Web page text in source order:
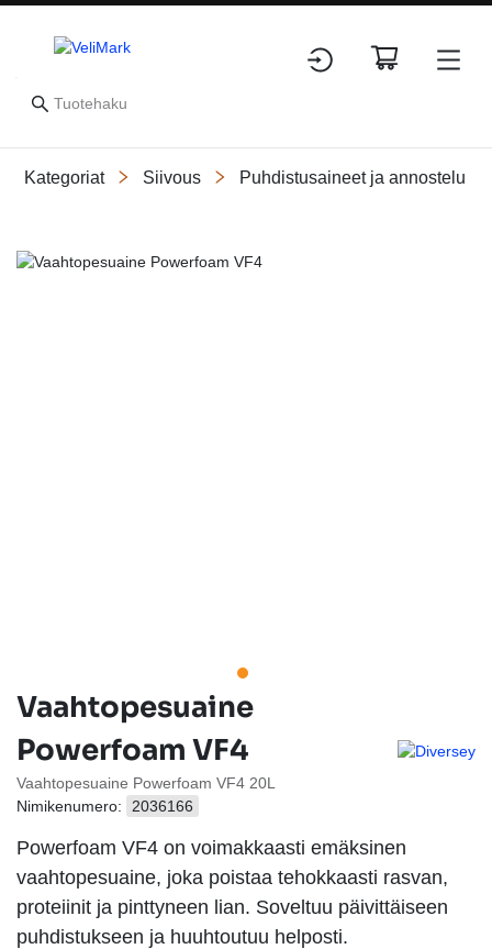
Kategoriat Siivous Puhdistusaineet ja annostelu
Slide 1 of 1
Vaahtopesuaine
Powerfoam VF4
Vaahtopesuaine Powerfoam VF4 20L
Nimikenumero:
2036166
Powerfoam VF4 on voimakkaasti emäksinen
vaahtopesuaine, joka poistaa tehokkaasti rasvan,
proteiinit ja pinttyneen lian. Soveltuu päivittäiseen
puhdistukseen ja huuhtoutuu helposti.